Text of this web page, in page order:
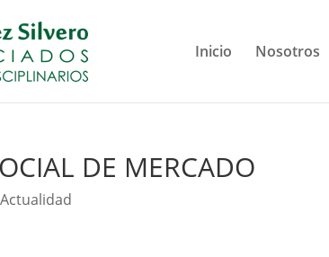
Inicio Nosotros
DE MERCADO